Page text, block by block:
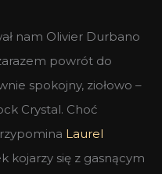
nam Olivier Durbano
powrót do
spokojny, ziołowo –
Crystal. Choć
Laurel
kojarzy się z gasnącym